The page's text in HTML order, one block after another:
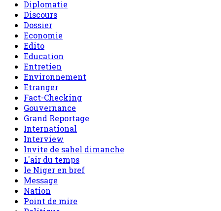
Diplomatie
Discours
Dossier
Economie
Edito
Education
Entretien
Environnement
Etranger
Fact-Checking
Gouvernance
Grand Reportage
International
Interview
Invite de sahel dimanche
L'air du temps
le Niger en bref
Message
Nation
Point de mire